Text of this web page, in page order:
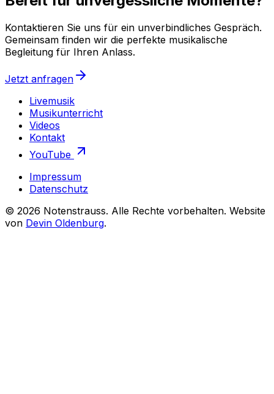
Kontaktieren Sie uns für ein unverbindliches Gespräch.
Gemeinsam finden wir die perfekte musikalische
Begleitung für Ihren Anlass.
Jetzt anfragen
Livemusik
Musikunterricht
Videos
Kontakt
YouTube
Impressum
Datenschutz
© 2026 Notenstrauss. Alle Rechte vorbehalten. Website
von Devin Oldenburg.